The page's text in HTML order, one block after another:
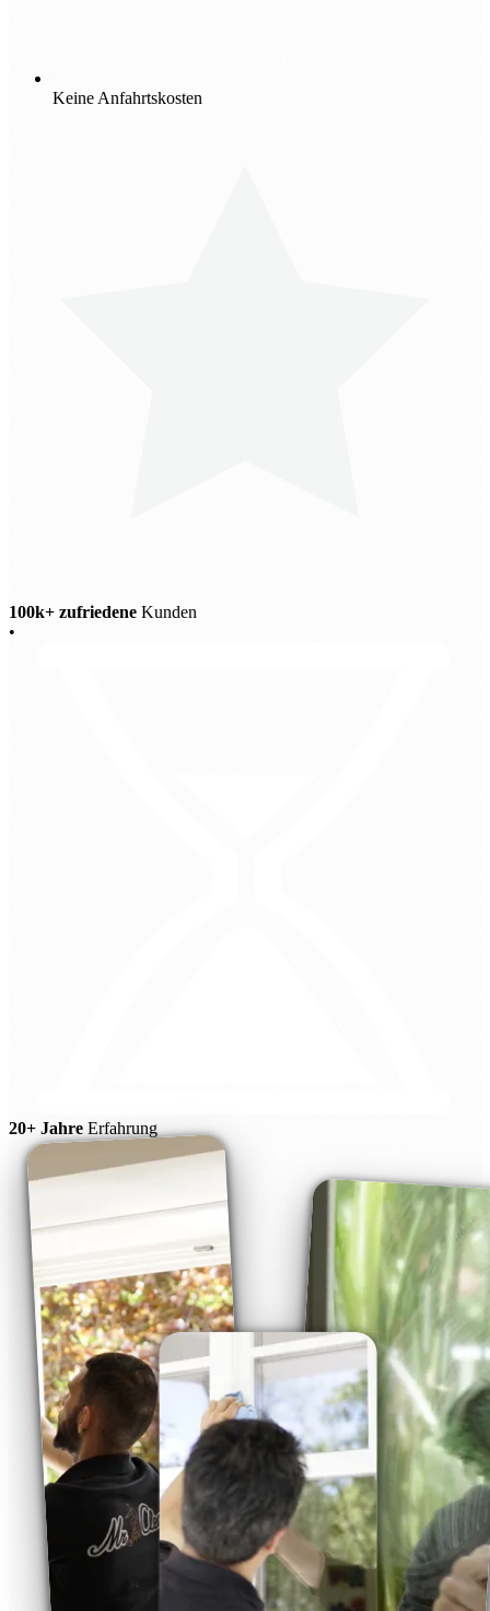
Keine Anfahrtskosten
100k+ zufriedene Kunden
•
20+ Jahre Erfahrung